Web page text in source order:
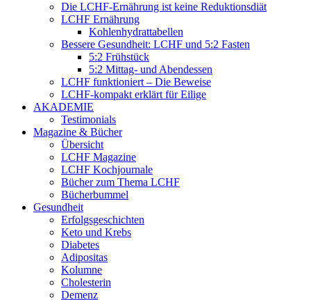
Die LCHF-Ernährung ist keine Reduktionsdiät
LCHF Ernährung
Kohlenhydrattabellen
Bessere Gesundheit: LCHF und 5:2 Fasten
5:2 Frühstück
5:2 Mittag- und Abendessen
LCHF funktioniert – Die Beweise
LCHF-kompakt erklärt für Eilige
AKADEMIE
Testimonials
Magazine & Bücher
Übersicht
LCHF Magazine
LCHF Kochjournale
Bücher zum Thema LCHF
Bücherbummel
Gesundheit
Erfolgsgeschichten
Keto und Krebs
Diabetes
Adipositas
Kolumne
Cholesterin
Demenz